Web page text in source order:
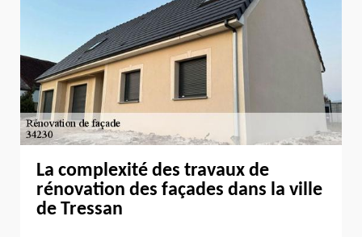
La complexité des travaux de
rénovation des façades dans la ville
de Tressan